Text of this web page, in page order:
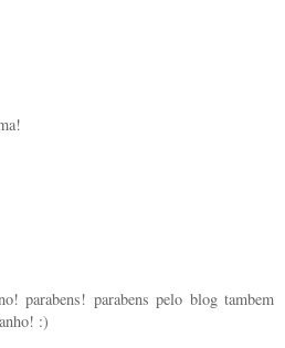
parabens! parabens pelo blog tambem
:)